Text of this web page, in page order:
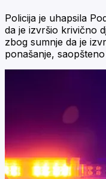
Policija je uhapsila
da je izvršio krivično
zbog sumnje da je
ponašanje,